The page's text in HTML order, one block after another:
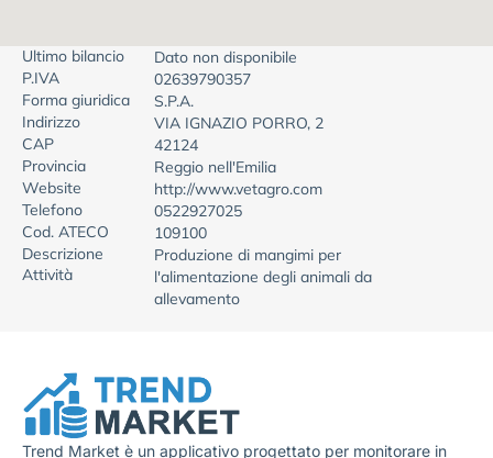
Ultimo bilancio
Dato non disponibile
P.IVA
02639790357
Forma giuridica
S.P.A.
Indirizzo
VIA IGNAZIO PORRO, 2
CAP
42124
Provincia
Reggio nell'Emilia
Website
http://www.vetagro.com
Telefono
0522927025
Cod. ATECO
109100
Descrizione
Attività
Produzione di mangimi per
l'alimentazione degli animali da
allevamento
Trend Market è un applicativo progettato per monitorare in